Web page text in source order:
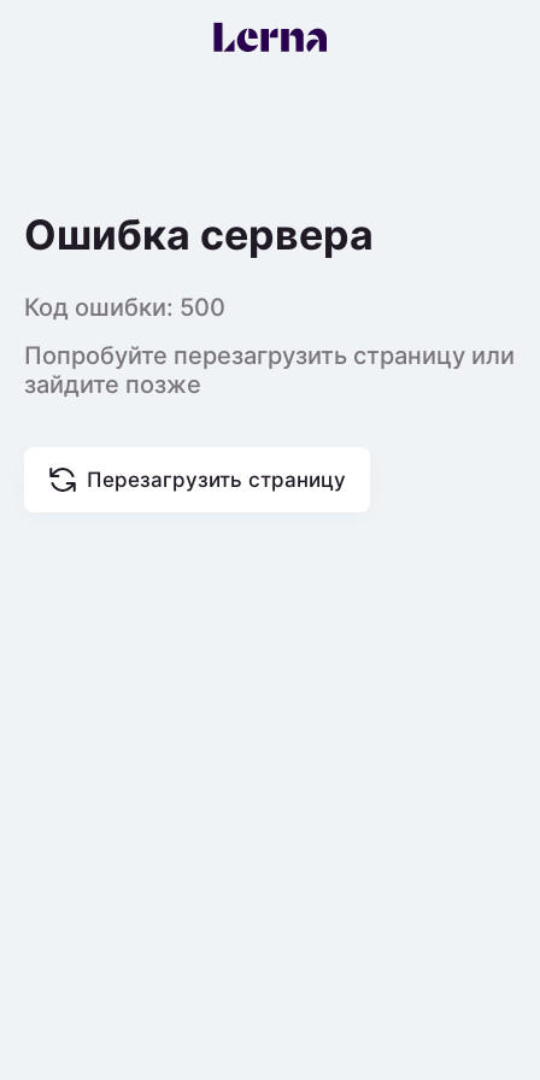
Ошибка сервера
Код ошибки: 500
Попробуйте перезагрузить страницу или
зайдите позже
Перезагрузить страницу